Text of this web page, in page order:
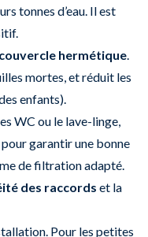
tonnes d’eau. Il est
couvercle hermétique.
mortes, et réduit les
enfants).
WC ou le lave-linge,
pour garantir une bonne
de filtration adapté.
des raccords et la
Pour les petites